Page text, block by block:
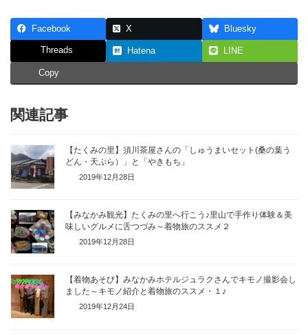
Facebook X Bluesky
Threads Hatena LINE
Copy
関連記事
【たくみの里】須川茶屋さんの「しゅうまいセット(桑の葉う
どん・天ぷら）」と「やきもち」
2019年12月28日
【みなかみ観光】たくみの里へ行こう♪里山で手作り体験＆美
味しいグルメに舌つづみ～着物旅のススメ２
2019年12月28日
【着物あそび】みなかみホテルジュラクさんでキモノ撮影会し
ました～キモノ紹介と着物旅のススメ・１♪
2019年12月24日